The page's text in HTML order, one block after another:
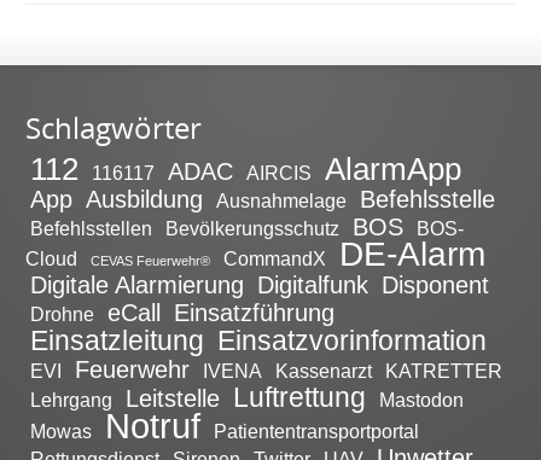
Schlagwörter
112 116117 ADAC AIRCIS AlarmApp
App Ausbildung Ausnahmelage Befehlsstelle
Befehlsstellen Bevölkerungsschutz BOS
BOS-
Cloud
CEVAS Feuerwehr® CommandX DE-Alarm
Digitale Alarmierung Digitalfunk Disponent
Drohne eCall Einsatzführung
Einsatzleitung Einsatzvorinformation
EVI Feuerwehr IVENA Kassenarzt
KATRETTER
Lehrgang
Leitstelle Luftrettung
Mastodon
Mowas
Notruf
Patiententransportportal